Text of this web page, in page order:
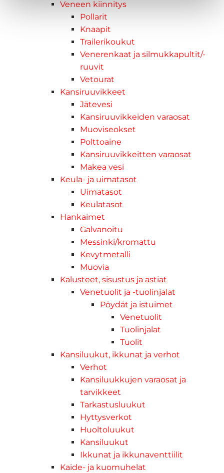
Veneen kiinnitys
Pollarit
Knaapit
Trailerikoukut
Venerenkaat ja silmukkapultit/-
ruuvit
Vetourat
Kansiruuvikkeet
Jätevesi
Kansiruuvikkeiden varaosat
Muoviseokset
Polttoaine
Kansiruuvikkeitten varaosat
Makea vesi
Keula- ja uimatasot
Uimatasot
Keulatasot
Hankaimet
Galvanoitu
Messinki/kromattu
Kevytmetalli
Muovia
Kalusteet, sisustus ja astiat
Venetuolit ja -tuolinjalat
Pöydät ja istuimet
Venetuolit
Tuolinjalat
Tuolit
Kansiluukut, ikkunat ja verhot
Verhot
Kansiluukkujen varaosat ja
tarvikkeet
Tarkastusluukut
Hyttysverkot
Huoltoluukut
Kansiluukut
Ikkunat ja ikkunaventtiilit
Kaide- ja kuomuhelat